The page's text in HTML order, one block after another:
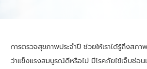
การตรวจสุขภาพประจำปี ช่วยให้เราได้รู้ถึงสภ
ว่าแข็งแรงสมบูรณ์ดีหรือไม่ มีโรคภัยไข้เจ็บซ่อน